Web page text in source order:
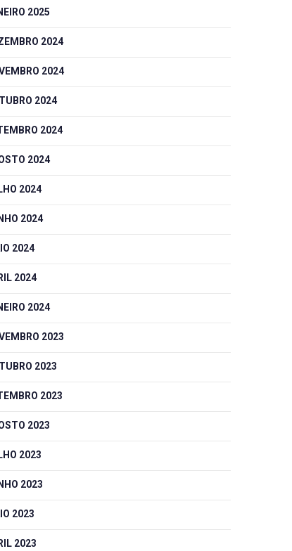
2025
2024
2024
2024
2024
2024
2024
2024
2024
2024
2024
2023
2023
2023
2023
2023
2023
2023
2023